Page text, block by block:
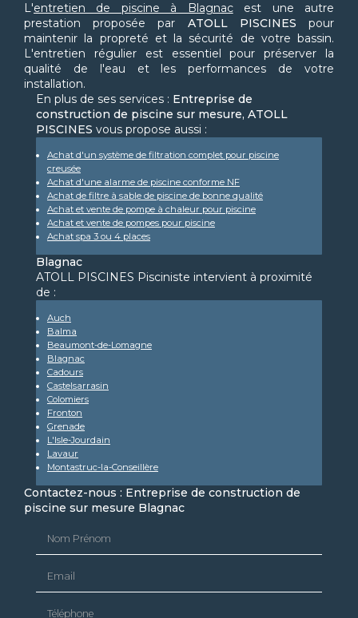
L'entretien de piscine à Blagnacest une autre
prestation proposée par ATOLL PISCINES pour
maintenir la propreté et la sécurité de votre bassin.
L'entretien régulier est essentiel pour préserver la
qualité de l'eau et les performances de votre
installation.
En plus de ses services : Entreprise de
construction de piscine sur mesure, ATOLL
PISCINES vous propose aussi :
Achat d'un système de filtration complet pour piscine
creusée
Achat d'une alarme de piscine conforme NF
Achat de filtre à sable de piscine de bonne qualité
Achat et vente de pompe à chaleur pour piscine
Achat et vente de pompes pour piscine
Achat spa 3 ou 4 places
Blagnac
ATOLL PISCINES Pisciniste intervient à proximité
de :
Auch
Balma
Beaumont-de-Lomagne
Blagnac
Cadours
Castelsarrasin
Colomiers
Fronton
Grenade
L'Isle-Jourdain
Lavaur
Montastruc-la-Conseillère
Contactez-nous : Entreprise de construction de
piscine sur mesure Blagnac